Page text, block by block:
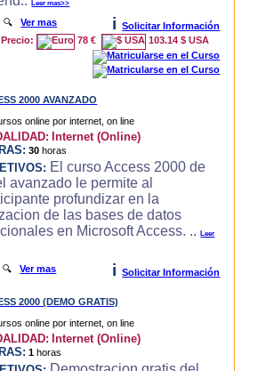
Leer mas>>
🔍Ver mas i
Solicitar Información
Precio:
78 € 103.14 $ USA
2000 AVANZADO
Internet (Online)
30 horas
El curso Access 2000 de
avanzado le permite al
profundizar en la
de las bases de datos
en Microsoft Access. ..Leer
🔍Ver mas i Solicitar Información
2000 (DEMO GRATIS)
Internet (Online)
1 horas